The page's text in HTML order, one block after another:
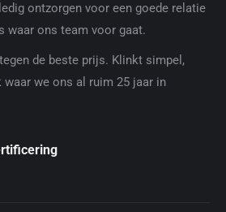
ontzorgen voor een goede relatie
waar ons team voor gaat.
de beste prijs. Klinkt simpel,
waar we ons al ruim 25 jaar in